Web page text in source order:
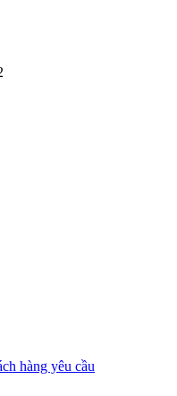
hàng yêu cầu